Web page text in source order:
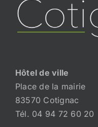
Hôtel de ville
Place de la mairie
83570 Cotignac
Tél. 04 94 72 60 20